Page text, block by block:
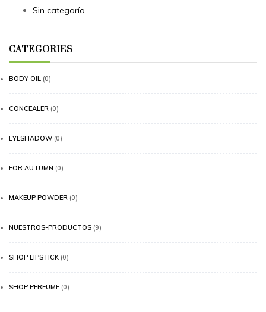
Sin categoría
CATEGORIES
BODY OIL (0)
CONCEALER (0)
EYESHADOW (0)
FOR AUTUMN (0)
MAKEUP POWDER (0)
NUESTROS-PRODUCTOS (9)
SHOP LIPSTICK (0)
SHOP PERFUME (0)